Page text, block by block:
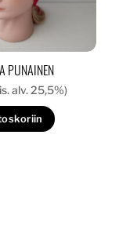
PUNAINEN
alv. 25,5%)